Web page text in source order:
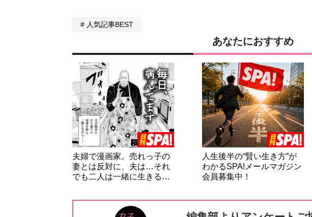
人気記事BEST
あなたにおすすめ
夫婦で漫画家。売れっ子の
妻とは反対に、夫は…それ
でも二人は一緒に生きる…
人生後半の“賢い生き方”が
わかるSPA!メールマガジン
会員募集中！